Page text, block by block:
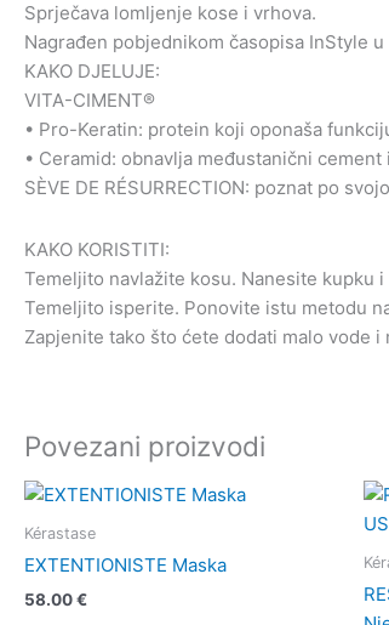
Sprječava lomljenje kose i vrhova.
Nagrađen pobjednikom časopisa InStyle
KAKO DJELUJE:
VITA-CIMENT®
• Pro-Keratin: protein koji oponaša
• Ceramid: obnavlja međustanični
SÈVE DE RÉSURRECTION: poznat po
KAKO KORISTITI:
Temeljito navlažite kosu. Nanesite kupku
Temeljito isperite. Ponovite istu metodu
Zapjenite tako što ćete dodati malo vode
Povezani proizvodi
Kérastase
EXTENTIONISTE Maska
58.00€